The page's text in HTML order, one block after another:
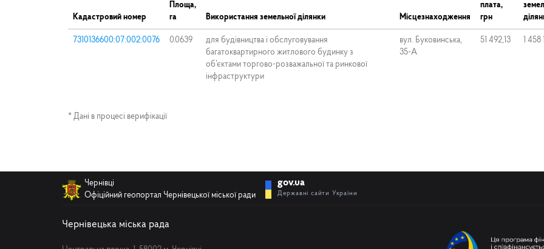
Кадастровий номер
Площа,
га
Використання земельної ділянки Місцезнаходження
плата,
грн
7310136600:07:002:0076 0.0639
для будівництва і обслуговування
багатоквартирного житлового будинку з
об’єктами торгово-розважальної та ринкової
інфраструктури
вул. Буковинська,
35-А
51 492,13 1 458
* Дані в процесі верифікації
Чернівці
Офіційний геопортал Чернівецької міської ради
gov.ua
Державні сайти України
Чернівецька міська рада